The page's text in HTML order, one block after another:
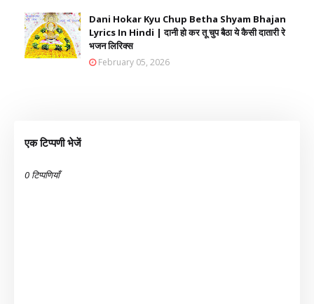
Dani Hokar Kyu Chup Betha Shyam Bhajan
Lyrics In Hindi | दानी हो कर तू चुप बैठा ये कैसी दातारी रे
भजन लिरिक्स
February 05, 2026
एक टिप्पणी भेजें
0 टिप्पणियाँ